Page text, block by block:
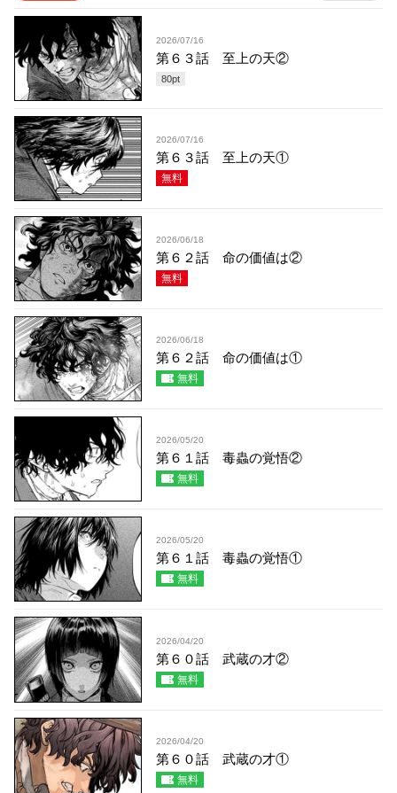
2026/07/16
第６３話 至上の天②
80pt
2026/07/16
第６３話 至上の天①
無料
2026/06/18
第６２話 命の価値は②
無料
2026/06/18
第６２話 命の価値は①
無料
2026/05/20
第６１話 毒蟲の覚悟②
無料
2026/05/20
第６１話 毒蟲の覚悟①
無料
2026/04/20
第６０話 武蔵の才②
無料
2026/04/20
第６０話 武蔵の才①
無料